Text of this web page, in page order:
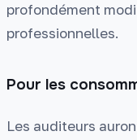
profondément
professionnelles.
Pour les
Les auditeurs